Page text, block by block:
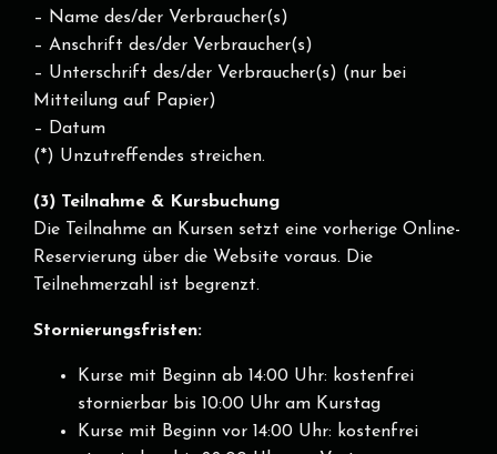
– Name des/der Verbraucher(s)
– Anschrift des/der Verbraucher(s)
– Unterschrift des/der Verbraucher(s) (nur bei
Mitteilung auf Papier)
– Datum
(*) Unzutreffendes streichen.
(3) Teilnahme & Kursbuchung
Die Teilnahme an Kursen setzt eine vorherige Online-
Reservierung über die Website voraus. Die
Teilnehmerzahl ist begrenzt.
Stornierungsfristen:
Kurse mit Beginn ab 14:00 Uhr: kostenfrei
stornierbar bis 10:00 Uhr am Kurstag
Kurse mit Beginn vor 14:00 Uhr: kostenfrei